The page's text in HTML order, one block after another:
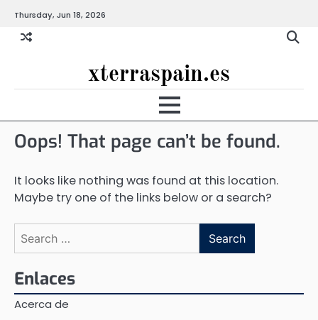
content
Thursday, Jun 18, 2026
xterraspain.es
Oops! That page can’t be found.
It looks like nothing was found at this location.
Maybe try one of the links below or a search?
Search
for:
Enlaces
Acerca de